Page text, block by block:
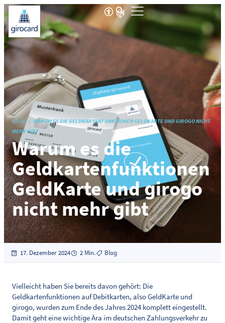
BLOG
WARUM ES DIE GELDKARTENFUNKTIONEN GELDKARTE UND GIROGO NICHT
MEHR GIBT
Warum es die
Geldkartenfunktionen
GeldKarte und girogo
nicht mehr gibt
17. Dezember 2024 2 Min. Blog
Vielleicht haben Sie bereits davon gehört: Die
Geldkartenfunktionen auf Debitkarten, also GeldKarte und
girogo, wurden zum Ende des Jahres 2024 komplett eingestellt.
Damit geht eine wichtige Ära im deutschen Zahlungsverkehr zu